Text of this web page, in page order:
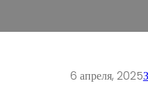
6 апреля, 2025